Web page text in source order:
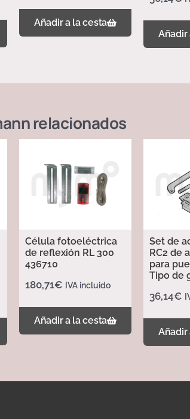
Añadir a la cesta
Añadir
relacionados
Célula fotoeléctrica
de reflexión RL 300
436710
180,71€ IVA incluido
Añadir a la cesta
Set de
RC2 de
para
Tipo de
36,14€
Añadir